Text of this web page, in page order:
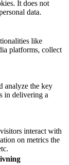
It does not
data.
like
platforms, collect
analyze the key
in delivering a
interact with
on metrics the